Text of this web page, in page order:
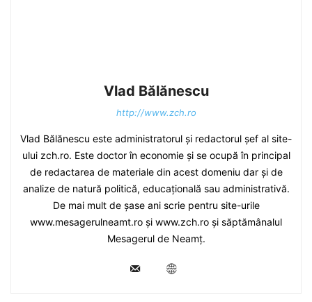
Vlad Bălănescu
http://www.zch.ro
Vlad Bălănescu este administratorul și redactorul șef al site-
ului zch.ro. Este doctor în economie și se ocupă în principal
de redactarea de materiale din acest domeniu dar și de
analize de natură politică, educațională sau administrativă.
De mai mult de șase ani scrie pentru site-urile
www.mesagerulneamt.ro și www.zch.ro și săptămânalul
Mesagerul de Neamț.